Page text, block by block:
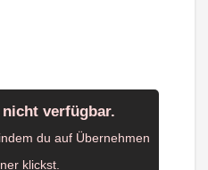
verfügbar.
du auf Übernehmen
klickst.